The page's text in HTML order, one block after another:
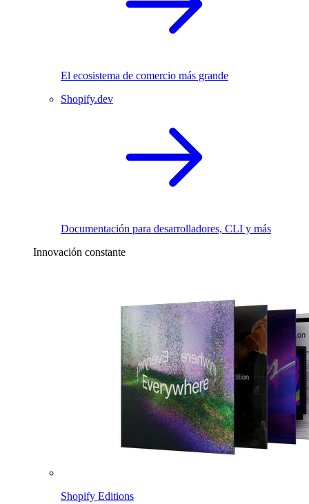
El ecosistema de comercio más grande
Shopify.dev
Documentación para desarrolladores, CLI y más
Innovación constante
Shopify Editions